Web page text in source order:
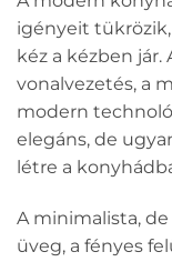
igényeit
kéz a kézben jár.
vonalvezetés, a
modern
elegáns, de
létre a
A minimalista,
üveg, a fényes